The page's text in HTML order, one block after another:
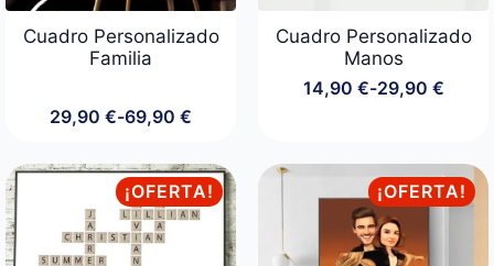
Cuadro Personalizado
Familia
29,90 €-69,90 €
Rango
precios:
desde
29,90 €
hasta
69,90 €
Cuadro Personalizado
Manos
14,90 €-29,90 €
Rango
desde
14,90 €
hasta
29,90 €
¡OFERTA! ¡OFERTA!